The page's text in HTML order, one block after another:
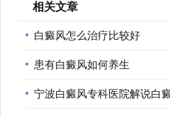
相关文章
白癜风怎么治疗比较好
患有白癜风如何养生
宁波白癜风专科医院解说白癜